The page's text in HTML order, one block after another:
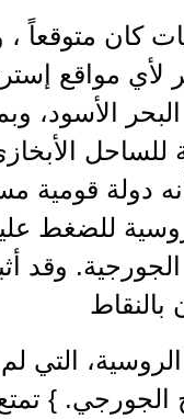
كان متوقعاً
لأي مواقع
الأسود،
دولة قومية
روسية للضغط
وقد
بالنقاط
التي
الجورجي. }